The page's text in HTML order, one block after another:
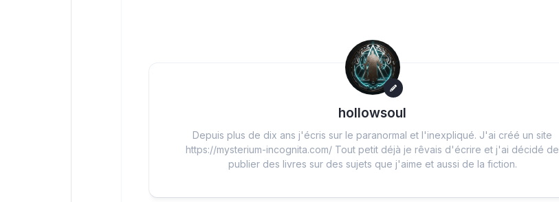
hollowsoul
Depuis plus de dix ans j'écris sur le paranormal et l'inexpliqué. J'ai créé un site
https://mysterium-incognita.com/ Tout petit déjà je rêvais d'écrire et j'ai décidé de
publier des livres sur des sujets que j'aime et aussi de la fiction.